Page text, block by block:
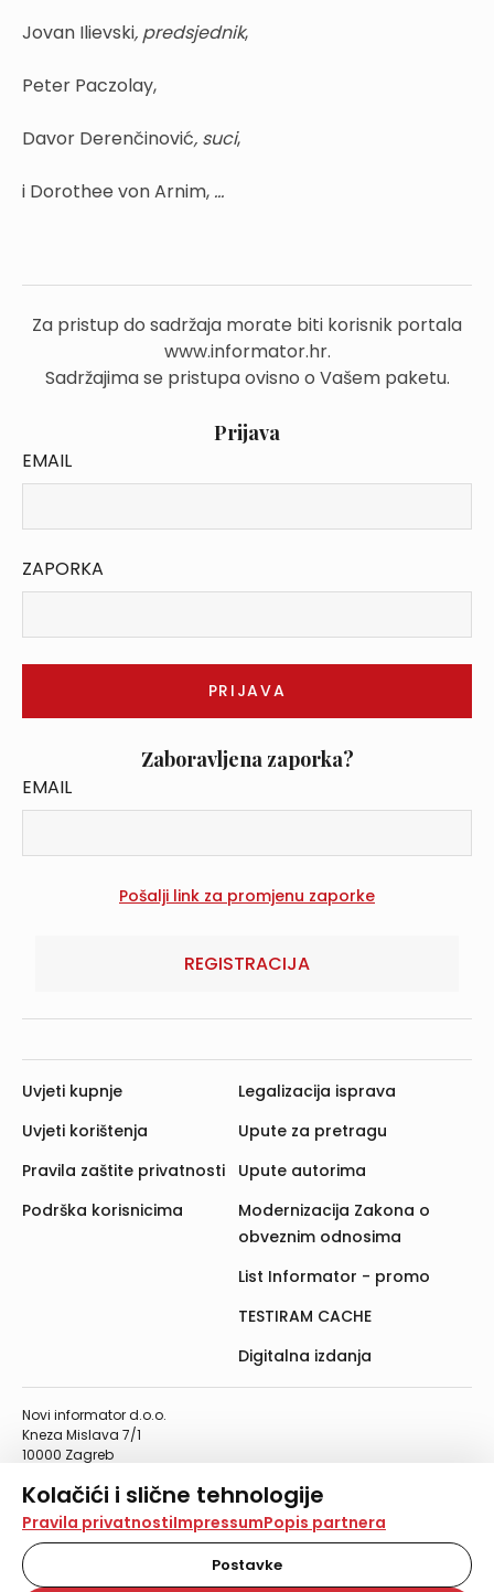
Kolačići i slične tehnologije
Na našoj web stranici koristimo kolačiće i slične
tehnologije za pohranu, čitanje i obradu informacija na
vašem uređaju. Time poboljšavamo korisničko iskustvo,
analiziramo promet na stranici te prikazujemo sadržaje i
Pravila privatnostiImpressumPopis partnera
Postavke
Jovan Ilievski, predsjednik,
Peter Paczolay,
Davor Derenčinović, suci,
i Dorothee von Arnim, ...
Za pristup do sadržaja morate biti korisnik portala
www.informator.hr.
Sadržajima se pristupa ovisno o Vašem paketu.
Prijava
EMAIL
ZAPORKA
Zaboravljena zaporka?
EMAIL
REGISTRACIJA
Novi informator d.o.o.
Kneza Mislava 7/1
10000 Zagreb
Telefaks: 01/4612-553
info@informator.hr
PRATITE NAS:
Uvjeti kupnje
Uvjeti korištenja
Pravila zaštite privatnosti
Podrška korisnicima
Legalizacija isprava
Upute za pretragu
Upute autorima
Modernizacija Zakona o
obveznim odnosima
List Informator - promo
TESTIRAM CACHE
Digitalna izdanja